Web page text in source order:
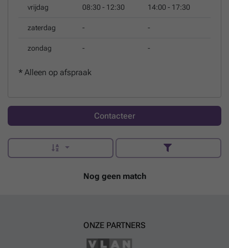
vrijdag 08:30 - 12:30 14:00 - 17:30
zaterdag - -
zondag - -
* Alleen op afspraak
Contacteer
Nog geen match
ONZE PARTNERS